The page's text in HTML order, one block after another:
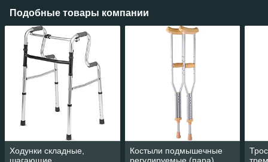
Подобные товары компании
Ходунки складные,
Костыли подмышечные